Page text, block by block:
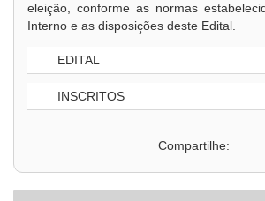
eleição, conforme as normas
Interno e as disposições deste Edital.
EDITAL
INSCRITOS
Compartilhe: